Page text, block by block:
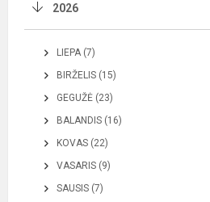
2026
LIEPA (7)
BIRŽELIS (15)
GEGUŽĖ (23)
BALANDIS (16)
KOVAS (22)
VASARIS (9)
SAUSIS (7)